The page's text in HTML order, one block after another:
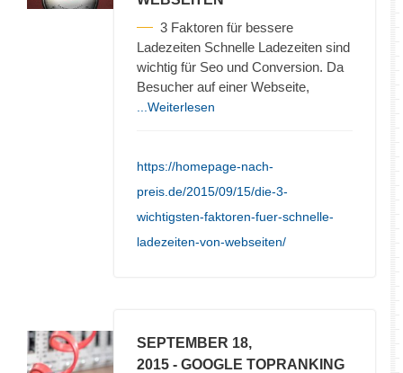
3 Faktoren für bessere
Ladezeiten Schnelle Ladezeiten sind
wichtig für Seo und Conversion. Da
Besucher auf einer Webseite,
...Weiterlesen
https://homepage-nach-
preis.de/2015/09/15/die-3-
wichtigsten-faktoren-fuer-schnelle-
ladezeiten-von-webseiten/
SEPTEMBER 18,
2015 - GOOGLE TOPRANKING